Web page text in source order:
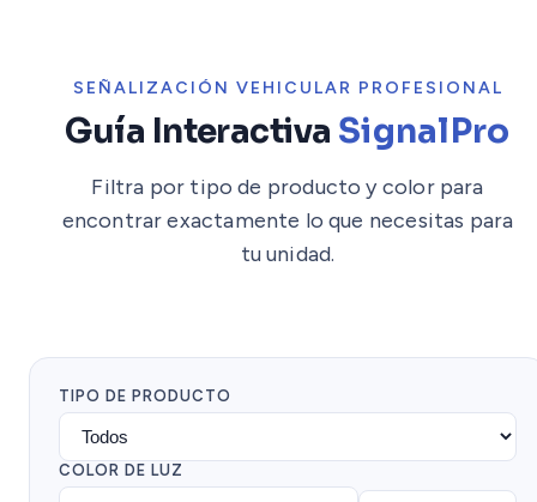
SEÑALIZACIÓN VEHICULAR PROFESIONAL
Guía Interactiva SignalPro
Filtra por tipo de producto y color para
encontrar exactamente lo que necesitas para
tu unidad.
TIPO DE PRODUCTO
COLOR DE LUZ